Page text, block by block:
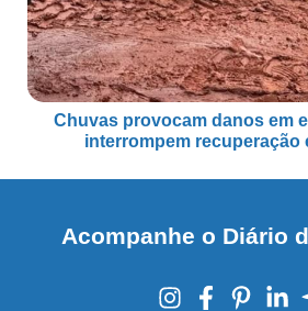
Chuvas provocam danos em
interrompem recuperação
Acompanhe o Diário